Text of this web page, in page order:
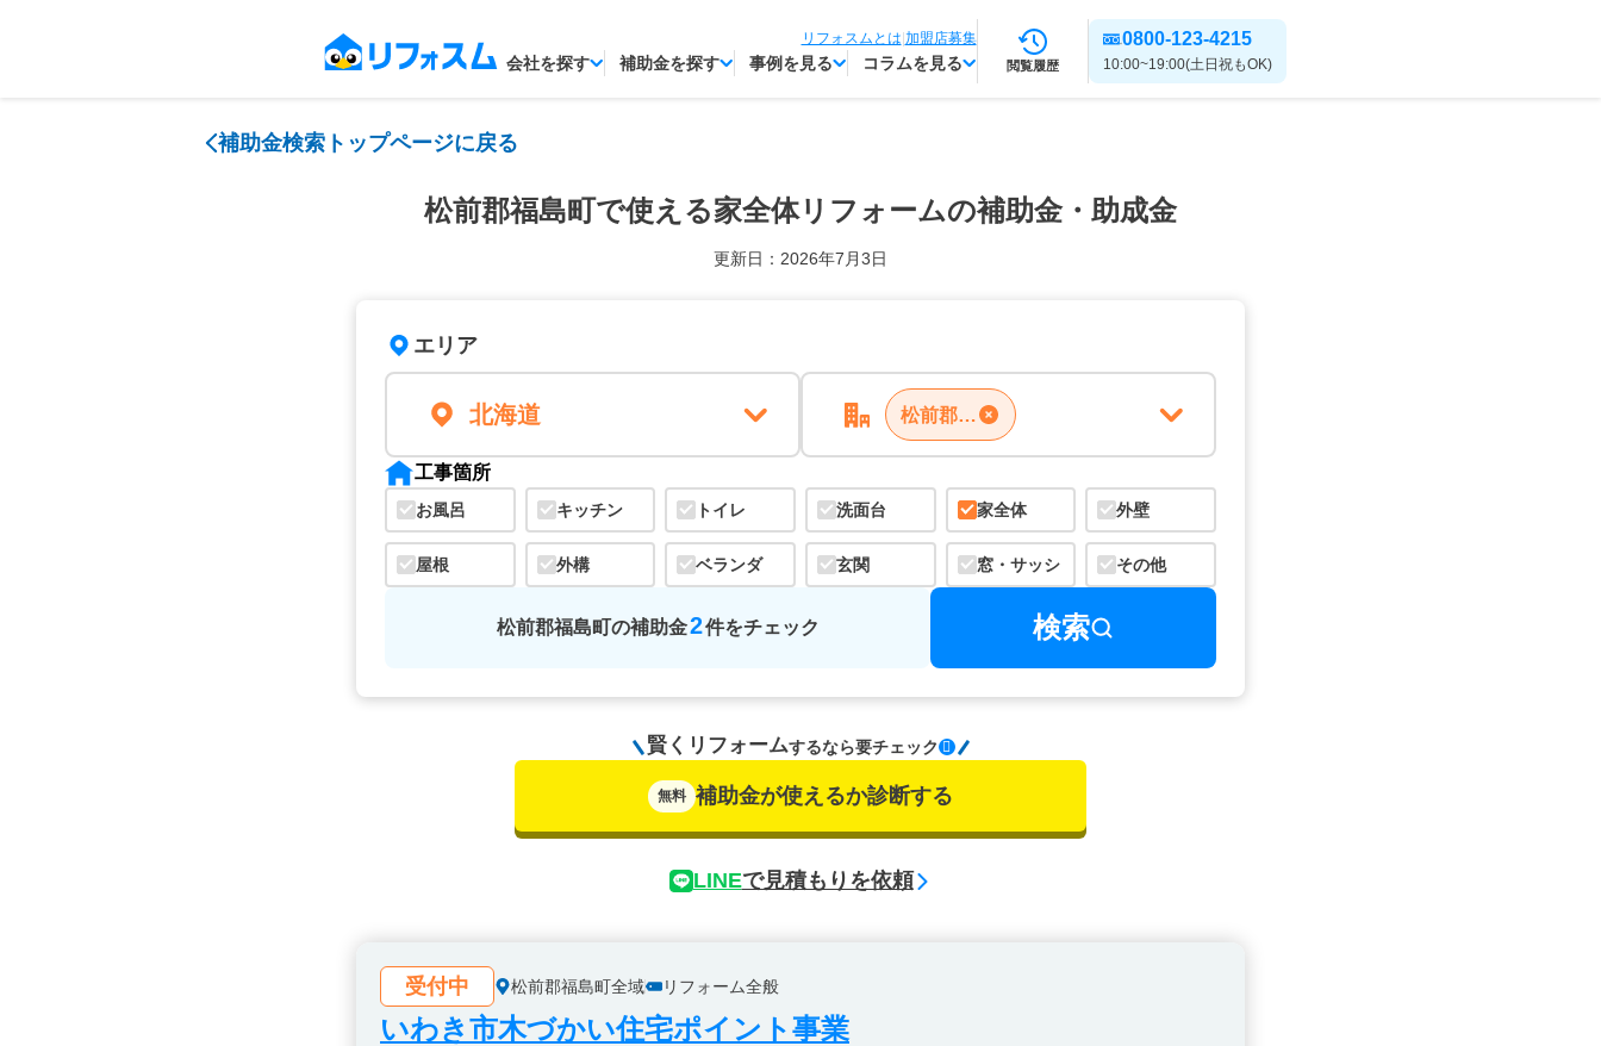
リフォスムとは|加盟店募集
会社を探す 補助金を探す 事例を見る コラムを見る 閲覧履歴
0800-123-4215
10:00~19:00(土日祝もOK)
補助金検索トップページに戻る
松前郡福島町で使える家全体リフォームの補助金・助成金
更新日：2026年7月3日
エリア
北海道 松前郡福島町
工事箇所
お風呂 キッチン トイレ 洗面台 家全体 外壁
屋根 外構 ベランダ 玄関 窓・サッシ その他
松前郡福島町の補助金2件をチェック 検索
賢くリフォームするなら要チェック
無料 補助金が使えるか診断する
LINEで見積もりを依頼
受付中 松前郡福島町全域 リフォーム全般
いわき市木づかい住宅ポイント事業